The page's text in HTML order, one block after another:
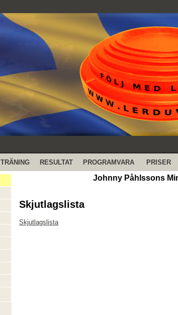
TRÄNING RESULTAT PROGRAMVARA PRISER
Johnny Påhlssons
Skjutlagslista
Skjutlagslista